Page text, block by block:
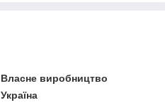
Власне виробництво
Україна